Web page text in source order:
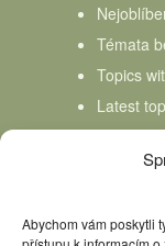
Abychom vám poskytli
Témata
Topics
Latest
Topics